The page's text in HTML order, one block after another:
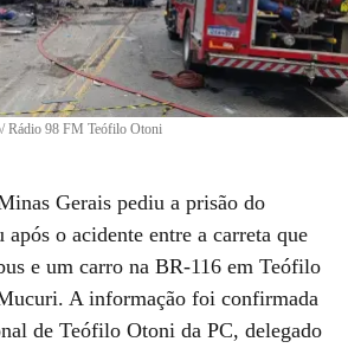
Rádio 98 FM Teófilo Otoni
Gerais pediu a prisão do
o acidente entre a carreta que
e um carro na BR-116 em Teófilo
A informação foi confirmada
de Teófilo Otoni da PC, delegado